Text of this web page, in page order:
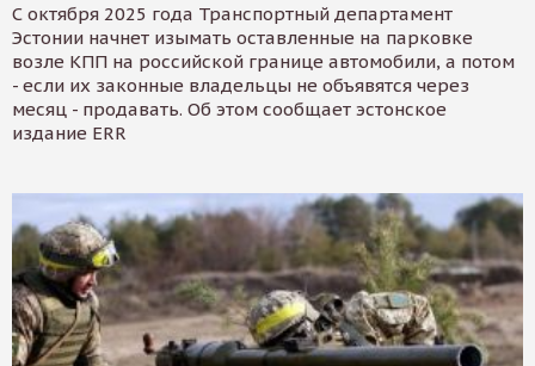
С октября 2025 года Транспортный департамент
Эстонии начнет изымать оставленные на парковке
возле КПП на российской границе автомобили, а потом
- если их законные владельцы не объявятся через
месяц - продавать. Об этом сообщает эстонское
издание ERR